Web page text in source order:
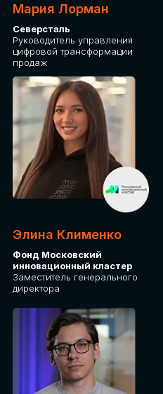
Мария Лорман
Северсталь
Руководитель управления
цифровой трансформации
продаж
Элина Клименко
Фонд Московский
инновационный кластер
Заместитель генерального
директора
Будем